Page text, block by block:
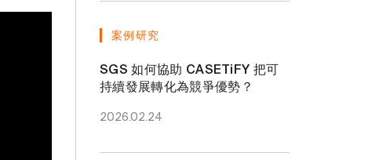
案例研究
SGS 如何協助 CASETiFY 把可
持續發展轉化為競爭優勢？
2026.02.24